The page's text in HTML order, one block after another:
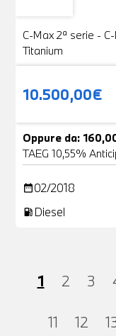
C-Max 2ª serie -
Titanium
10.500,00€
Oppure da:
TAEG 10,55%
date_range02/2018
local_gas_station Diesel
1 2 3
11 12